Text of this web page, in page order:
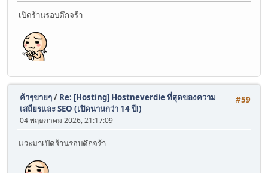
เปิดร้านรอบดึกจร้า
#59
ค้าๆขายๆ/ Re: [Hosting] Hostneverdie ที่สุดของความ
เสถียรและ SEO (เปิดนานกว่า 14 ปี!)
04 พฤษภาคม 2026, 21:17:09
แวะมาเปิดร้านรอบดึกจร้า